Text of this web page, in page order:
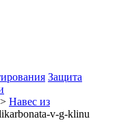
Защита
> Навес из
v-g-klinu